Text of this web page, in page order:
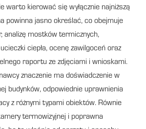
warto kierować się wyłącznie najniższą
powinna jasno określać, co obejmuje
analizę mostków termicznych,
ciepła, ocenę zawilgoceń oraz
raportu ze zdjęciami i wnioskami.
znaczenie ma doświadczenie w
budynków, odpowiednie uprawnienia
z różnymi typami obiektów. Równie
termowizyjnej i poprawna